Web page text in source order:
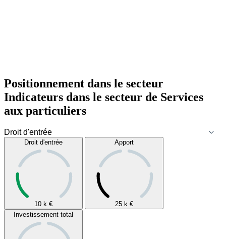
Positionnement dans le secteur
Indicateurs dans le secteur de Services
aux particuliers
Droit d'entrée
10 k €
Apport
25 k €
Investissement total